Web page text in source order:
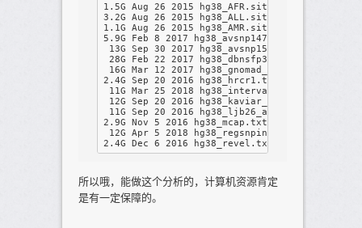
1.5G Aug 26 2015 hg38_AFR.sites.2015_08.txt
3.2G Aug 26 2015 hg38_ALL.sites.2015_08.txt
1.1G Aug 26 2015 hg38_AMR.sites.2015_08.txt
5.9G Feb 8 2017 hg38_avsnp147.txt
13G Sep 30 2017 hg38_avsnp150.txt
28G Feb 22 2017 hg38_dbnsfp33a.txt
16G Mar 12 2017 hg38_gnomad_genome.txt
2.4G Sep 20 2016 hg38_hrcr1.txt
11G Mar 25 2018 hg38_intervar_20180118.txt
12G Sep 20 2016 hg38_kaviar_20150923.txt
11G Sep 20 2016 hg38_ljb26_all.txt
2.9G Nov 5 2016 hg38_mcap.txt
12G Apr 5 2018 hg38_regsnpintron.txt
所以哦，能做这个分析的，计算机资源肯定
是有一定保障的。